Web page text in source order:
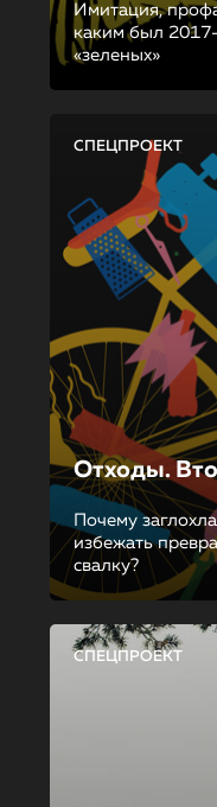
Имитация,
каким был 2017-
«зеленых»
СПЕЦПРОЕКТ
Отходы.
Почему
избежать
свалку?
СПЕЦПРОЕКТ